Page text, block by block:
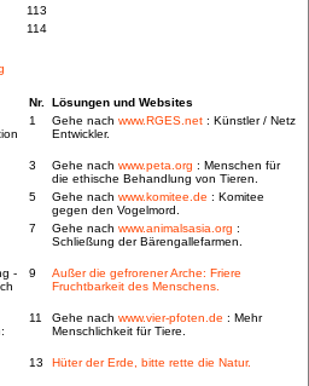
113
114
Nr. Lösungen und Websites
1 Gehe nach www.RGES.net : Künstler / Netz
Entwickler.
3 Gehe nach www.peta.org : Menschen für
die ethische Behandlung von Tieren.
5 Gehe nach www.komitee.de : Komitee
gegen den Vogelmord.
7 Gehe nach www.animalsasia.org :
Schließung der Bärengallefarmen.
-
9
Außer die gefrorener Arche: Friere
Fruchtbarkeit des Menschens.
11 Gehe nach www.vier-pfoten.de : Mehr
Menschlichkeit für Tiere.
13 Hüter der Erde, bitte rette die Natur.